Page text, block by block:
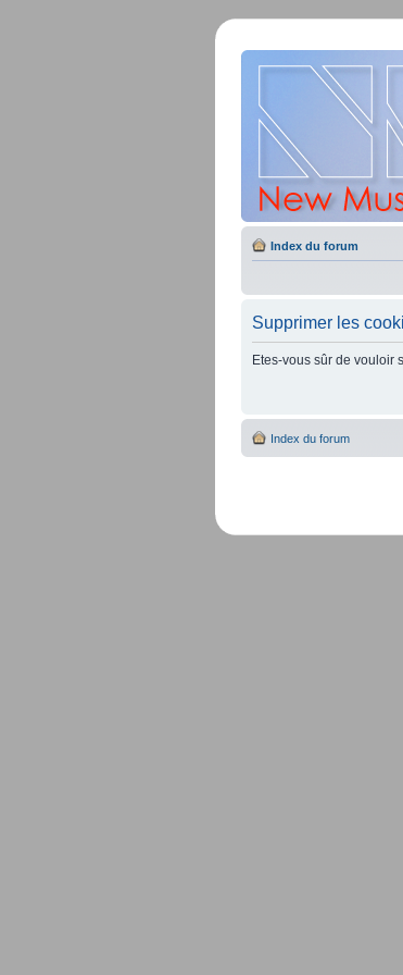
Index du forum
Supprimer les
Etes-vous sûr de vouloir
Index du forum